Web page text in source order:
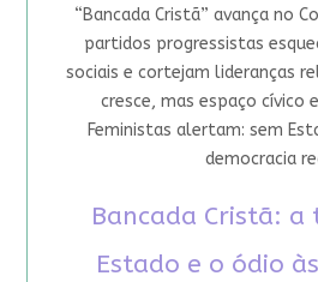
“Bancada Cristã” avança no
partidos progressistas
sociais e cortejam lideranças
cresce, mas espaço cívico
Feministas alertam: sem
democracia
Bancada Cristã:
Estado e o ódio